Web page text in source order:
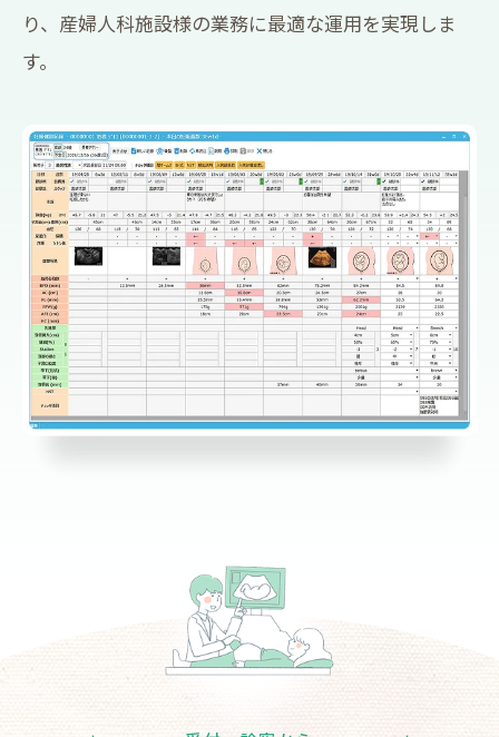
り、産婦人科施設様の業務に最適な運用を実現しま
す。